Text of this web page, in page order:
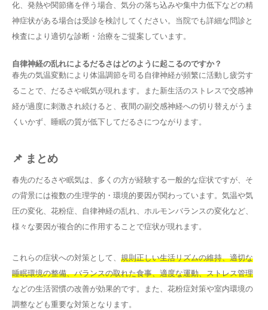
化、発熱や関節痛を伴う場合、気分の落ち込みや集中力低下などの精
神症状がある場合は受診を検討してください。当院でも詳細な問診と
検査により適切な診断・治療をご提案しています。
自律神経の乱れによるだるさはどのように起こるのですか？
春先の気温変動により体温調節を司る自律神経が頻繁に活動し疲労す
ることで、だるさや眠気が現れます。また新生活のストレスで交感神
経が過度に刺激され続けると、夜間の副交感神経への切り替えがうま
くいかず、睡眠の質が低下してだるさにつながります。
📌 まとめ
春先のだるさや眠気は、多くの方が経験する一般的な症状ですが、そ
の背景には複数の生理学的・環境的要因が関わっています。気温や気
圧の変化、花粉症、自律神経の乱れ、ホルモンバランスの変化など、
様々な要因が複合的に作用することで症状が現れます。
これらの症状への対策として、 規則正しい生活リズムの維持、適切な
睡眠環境の整備、バランスの取れた食事、適度な運動、ストレス管理
などの生活習慣の改善が効果的です。また、花粉症対策や室内環境の
調整なども重要な対策となります。